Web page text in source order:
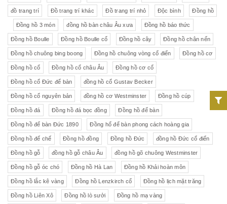
đồ trang trí Đồ trang trí khác Đồ trang trí nhỏ Độc bình Đồng hồ
Đồng hồ 3 món đồng hồ bàn châu Âu xưa Đồng hồ báo thức
Đồng hồ Boulle Đồng hồ Boulle cổ Đồng hồ cây Đồng hồ chân nến
Đồng hồ chuông bing boong Đồng hồ chuông vòng cổ điển Đồng hồ cơ
Đồng hồ cổ Đồng hồ cổ châu Âu Đồng hồ cơ cổ
Đồng hồ cổ Đức để bàn đồng hồ cổ Gustav Becker
Đồng hồ cổ nguyên bản đồng hồ cơ Westminster Đồng hồ cúp
Đồng hồ đá Đồng hồ đá bọc đồng Đồng hồ để bàn
Đồng hồ để bàn Đức 1890 Đồng hổ để bàn phong cách hoàng gia
Đồng hồ đế chế Đồng hồ đồng Đồng hồ Đức đồng hồ Đức cổ điển
Đồng hồ gỗ đồng hồ gỗ châu Âu đồng hồ gõ chuông Westminster
Đồng hồ gỗ óc chó Đồng hồ Hà Lan Đồng hồ Khải hoàn môn
Đồng hồ lắc kê vàng Đồng hồ Lenzkirch cổ Đồng hồ lịch mặt trăng
Đồng hồ Liên Xô Đồng hồ lò sưởi Đồng hồ mạ vàng